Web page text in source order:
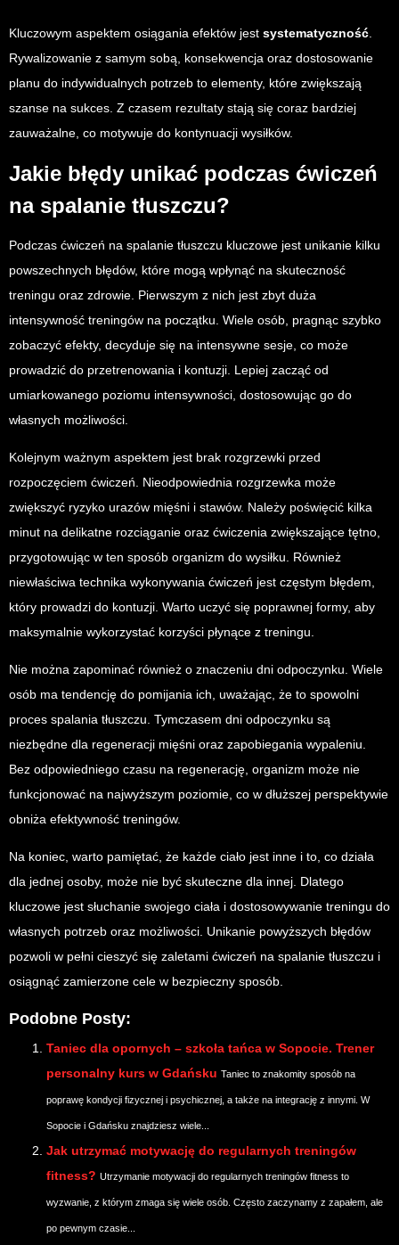
Kluczowym aspektem osiągania efektów jest systematyczność.
Rywalizowanie z samym sobą, konsekwencja oraz dostosowanie
planu do indywidualnych potrzeb to elementy, które zwiększają
szanse na sukces. Z czasem rezultaty stają się coraz bardziej
zauważalne, co motywuje do kontynuacji wysiłków.
Jakie błędy unikać podczas ćwiczeń
na spalanie tłuszczu?
Podczas ćwiczeń na spalanie tłuszczu kluczowe jest unikanie kilku
powszechnych błędów, które mogą wpłynąć na skuteczność
treningu oraz zdrowie. Pierwszym z nich jest zbyt duża
intensywność treningów na początku. Wiele osób, pragnąc szybko
zobaczyć efekty, decyduje się na intensywne sesje, co może
prowadzić do przetrenowania i kontuzji. Lepiej zacząć od
umiarkowanego poziomu intensywności, dostosowując go do
własnych możliwości.
Kolejnym ważnym aspektem jest brak rozgrzewki przed
rozpoczęciem ćwiczeń. Nieodpowiednia rozgrzewka może
zwiększyć ryzyko urazów mięśni i stawów. Należy poświęcić kilka
minut na delikatne rozciąganie oraz ćwiczenia zwiększające tętno,
przygotowując w ten sposób organizm do wysiłku. Również
niewłaściwa technika wykonywania ćwiczeń jest częstym błędem,
który prowadzi do kontuzji. Warto uczyć się poprawnej formy, aby
maksymalnie wykorzystać korzyści płynące z treningu.
Nie można zapominać również o znaczeniu dni odpoczynku. Wiele
osób ma tendencję do pomijania ich, uważając, że to spowolni
proces spalania tłuszczu. Tymczasem dni odpoczynku są
niezbędne dla regeneracji mięśni oraz zapobiegania wypaleniu.
Bez odpowiedniego czasu na regenerację, organizm może nie
funkcjonować na najwyższym poziomie, co w dłuższej perspektywie
obniża efektywność treningów.
Na koniec, warto pamiętać, że każde ciało jest inne i to, co działa
dla jednej osoby, może nie być skuteczne dla innej. Dlatego
kluczowe jest słuchanie swojego ciała i dostosowywanie treningu do
własnych potrzeb oraz możliwości. Unikanie powyższych błędów
pozwoli w pełni cieszyć się zaletami ćwiczeń na spalanie tłuszczu i
osiągnąć zamierzone cele w bezpieczny sposób.
Podobne Posty:
Taniec dla opornych – szkoła tańca w Sopocie. Trener
personalny kurs w Gdańsku Taniec to znakomity sposób na
poprawę kondycji fizycznej i psychicznej, a także na integrację z innymi. W
Sopocie i Gdańsku znajdziesz wiele...
Jak utrzymać motywację do regularnych treningów
fitness? Utrzymanie motywacji do regularnych treningów fitness to
wyzwanie, z którym zmaga się wiele osób. Często zaczynamy z zapałem, ale
po pewnym czasie...